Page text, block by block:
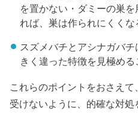
を置かない・ダミーの巣
れば、巣は作られにくくな
スズメバチとアシナガバ
きく違った特徴を見極める
これらのポイントをおさえ
受けないように、的確な対処